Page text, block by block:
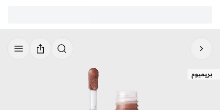
بريميوم